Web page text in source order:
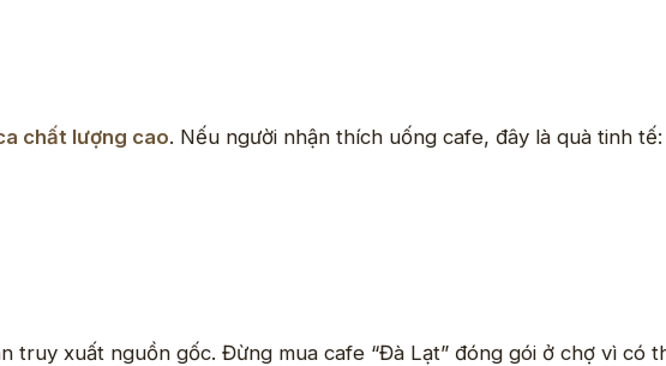
chất lượng cao. Nếu người nhận thích uống cafe, đây là quà tinh tế:
truy xuất nguồn gốc. Đừng mua cafe “Đà Lạt” đóng gói ở chợ vì có